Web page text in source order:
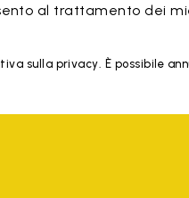
al trattamento dei
sulla privacy. È possibile